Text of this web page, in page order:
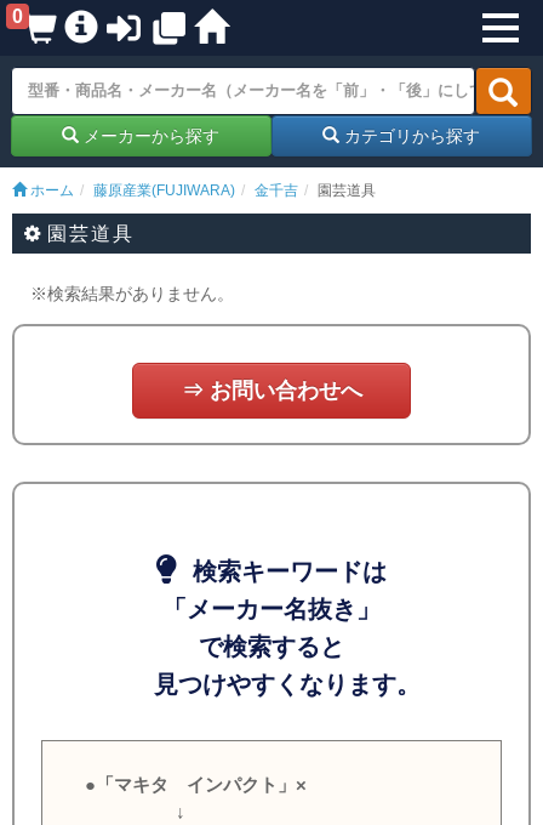
0
メーカーから探す カテゴリから探す
ホーム 藤原産業(FUJIWARA) 金千吉 園芸道具
園芸道具
※検索結果がありません。
⇒ お問い合わせへ
検索キーワードは
「メーカー名抜き」
で検索すると
見つけやすくなります。
●「マキタ インパクト」×
↓